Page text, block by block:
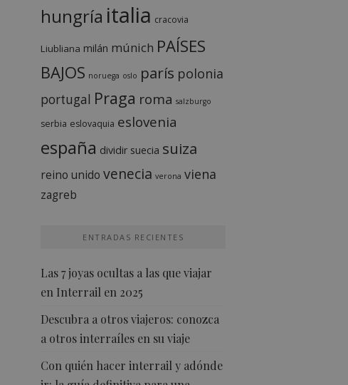
hungría italia cracovia
Liubliana milán múnich PAÍSES
BAJOS noruega oslo parís polonia
portugal Praga roma salzburgo
serbia eslovaquia eslovenia
españa dividir suecia suiza
reino unido venecia verona viena
zagreb
ENTRADAS RECIENTES
Las 7 joyas ocultas a las que viajar
en Interrail en 2025
Descubra a otros viajeros: conozca
a otros interraíles en su viaje
Con quién hacer interrail y adónde